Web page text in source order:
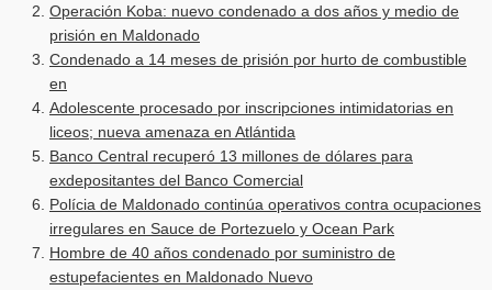
Operación Koba: nuevo condenado a dos años y medio de
prisión en Maldonado
Condenado a 14 meses de prisión por hurto de combustible
en
Adolescente procesado por inscripciones intimidatorias en
liceos; nueva amenaza en Atlántida
Banco Central recuperó 13 millones de dólares para
exdepositantes del Banco Comercial
Polícia de Maldonado continúa operativos contra ocupaciones
irregulares en Sauce de Portezuelo y Ocean Park
Hombre de 40 años condenado por suministro de
estupefacientes en Maldonado Nuevo